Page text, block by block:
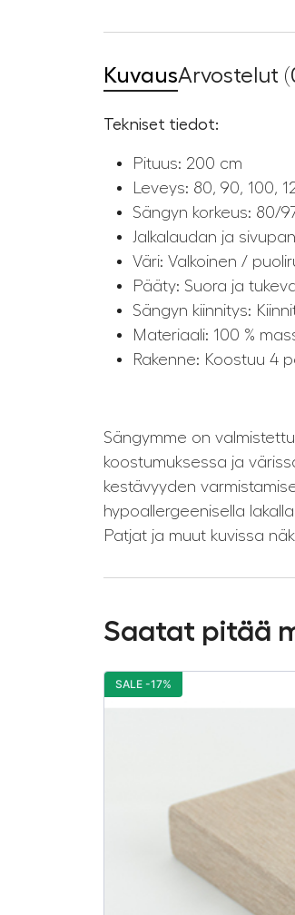
KuvausArvostelut
Tekniset tiedot:
Pituus: 200 cm
Leveys: 80, 90, 100,
Sängyn korkeus: 80/
Jalkalaudan ja
Väri: Valkoinen /
Pääty: Suora ja
Sängyn kiinnitys:
Materiaali: 100 %
Rakenne: Koostuu 4
Sängymme on
koostumuksessa ja
kestävyyden
hypoallergeenisella
Patjat ja muut kuvissa
Saatat pitää
SALE -17%